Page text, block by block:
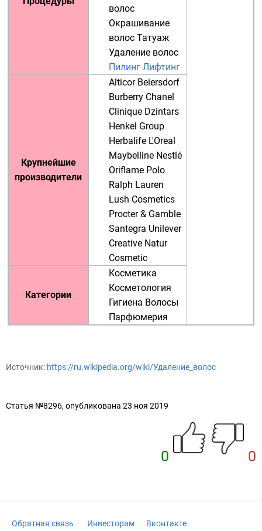
волос
Окрашивание
волос Татуаж
Удаление волос
Пилинг Лифтинг
Крупнейшие
производители
Alticor Beiersdorf
Burberry Chanel
Clinique Dzintars
Henkel Group
Herbalife L'Oreal
Maybelline Nestlé
Oriflame Polo
Ralph Lauren
Lush Cosmetics
Procter & Gamble
Santegra Unilever
Creative Natur
Cosmetic
Категории
Косметика
Косметология
Гигиена Волосы
Парфюмерия
Источник: https://ru.wikipedia.org/wiki/Удаление_волос
Статья №8296, опубликована 23 ноя 2019
0 0
Обратная связь Инвесторам Вконтакте